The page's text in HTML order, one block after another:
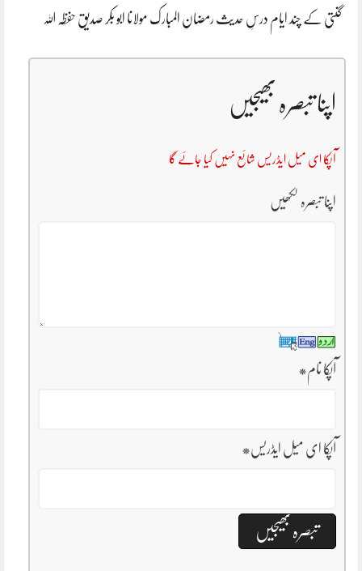
گنتی کے چند ایام درسِ حدیث رمضان المبارک مولانا ابو بکر صدیق حفظہ اللہ
اپنا تبصرہ بھیجیں
آپکا ای میل ایڈریس شائع نہیں کیا جائے گا
اپنا تبصرہ لکھیں
آپکا نام*
آپکا ای میل ایڈریس*